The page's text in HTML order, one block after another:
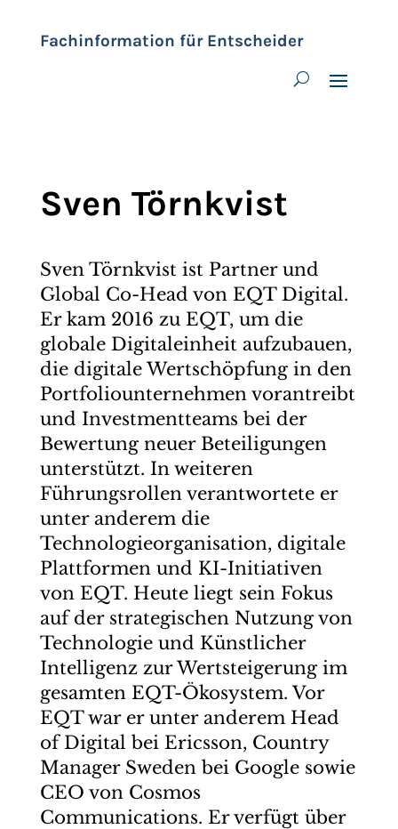
Fachinformation für Entscheider
Sven Törnkvist
Sven Törnkvist ist Partner und
Global Co-Head von EQT Digital.
Er kam 2016 zu EQT, um die
globale Digitaleinheit aufzubauen,
die digitale Wertschöpfung in den
Portfoliounternehmen vorantreibt
und Investmentteams bei der
Bewertung neuer Beteiligungen
unterstützt. In weiteren
Führungsrollen verantwortete er
unter anderem die
Technologieorganisation, digitale
Plattformen und KI-Initiativen
von EQT. Heute liegt sein Fokus
auf der strategischen Nutzung von
Technologie und Künstlicher
Intelligenz zur Wertsteigerung im
gesamten EQT-Ökosystem. Vor
EQT war er unter anderem Head
of Digital bei Ericsson, Country
Manager Sweden bei Google sowie
CEO von Cosmos
Communications. Er verfügt über